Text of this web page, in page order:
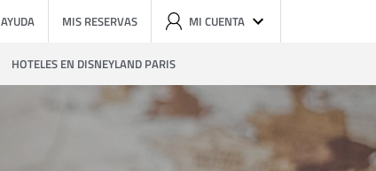
AYUDA MIS RESERVAS MI CUENTA
HOTELES EN DISNEYLAND PARIS